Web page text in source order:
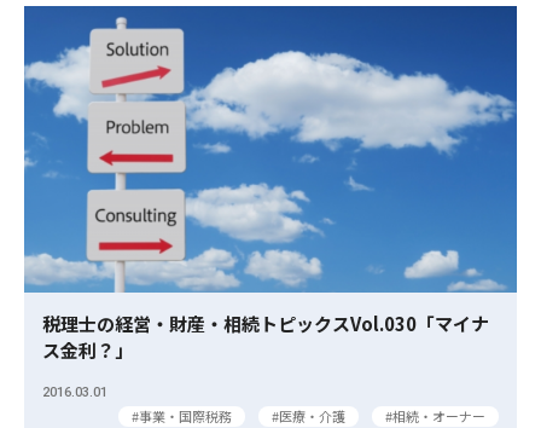
税理士の経営・財産・相続トピックスVol.030「マイナ
ス金利？」
2016.03.01
事業・国際税務 医療・介護 相続・オーナー